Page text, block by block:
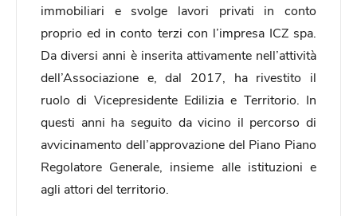
immobiliari e svolge lavori privati in conto
proprio ed in conto terzi con l’impresa ICZ spa.
Da diversi anni è inserita attivamente nell’attività
dell’Associazione e, dal 2017, ha rivestito il
ruolo di Vicepresidente Edilizia e Territorio. In
questi anni ha seguito da vicino il percorso di
avvicinamento dell’approvazione del Piano Piano
Regolatore Generale, insieme alle istituzioni e
agli attori del territorio.